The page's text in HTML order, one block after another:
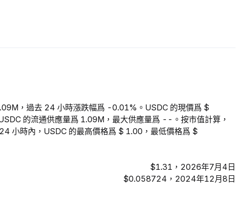
，過去 24 小時漲跌幅爲 -0.01%。USDC 的現價爲 $
的流通供應量爲 1.09M，最大供應量爲 --。按市值計算，
小時內，USDC 的最高價格爲 $ 1.00，最低價格爲 $
$1.31，2026年7月4日
$0.058724，2024年12月8日